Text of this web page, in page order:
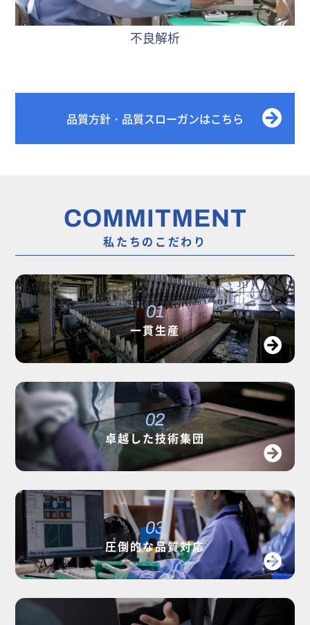
不良解析
品質方針・品質スローガンはこちら
COMMITMENT
私たちのこだわり
01
一貫生産
02
卓越した技術集団
03
圧倒的な品質対応